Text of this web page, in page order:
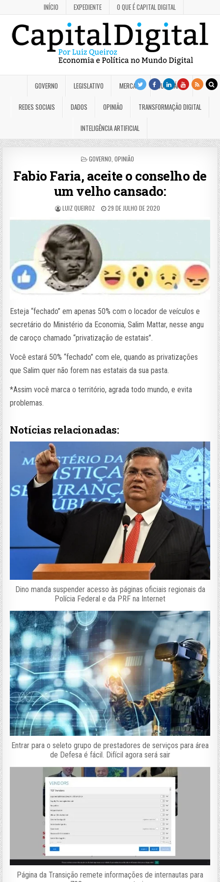
INÍCIO EXPEDIENTE O QUE É CAPITAL DIGITAL
GOVERNO LEGISLATIVO MERCADO JUDICIÁRIO
REDES SOCIAIS DADOS OPINIÃO TRANSFORMAÇÃO DIGITAL
INTELIGÊNCIA ARTIFICIAL
POSTED
GOVERNO OPINIÃO
Fabio Faria, aceite o conselho de
um velho cansado:
LUIZ QUEIROZ 29 DE JULHO DE 2020
Esteja “fechado” em apenas 50% com o locador de veículos e
secretário do Ministério da Economia, Salim Mattar, nesse angu
de caroço chamado “privatização de estatais”.
Você estará 50% “fechado” com ele, quando as privatizações
que Salim quer não forem nas estatais da sua pasta.
*Assim você marca o território, agrada todo mundo, e evita
problemas.
Notícias relacionadas:
Dino manda suspender acesso às páginas oficiais regionais da
Polícia Federal e da PRF na Internet
Entrar para o seleto grupo de prestadores de serviços para área
de Defesa é fácil. Difícil agora será sair
Página da Transição remete informações de internautas para